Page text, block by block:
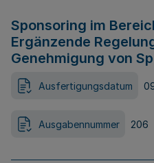
Sponsoring im
Ergänzende
Genehmigung von
Ausfertigungsdatum
Ausgabennummer 206